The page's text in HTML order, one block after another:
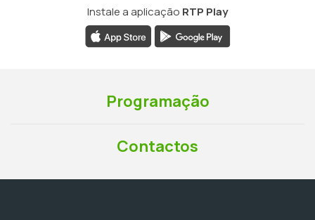
Instale a aplicação RTP Play
Programação
Contactos